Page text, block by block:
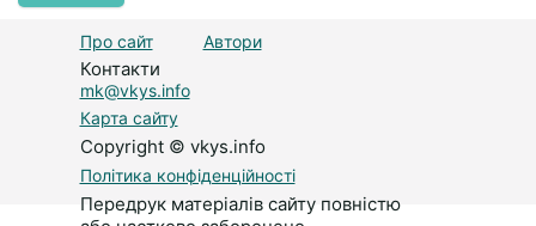
Про сайт Автори
Контакти
mk@vkys.info
Карта сайту
Copyright © vkys.info
Політика конфіденційності
Передрук матеріалів сайту повністю